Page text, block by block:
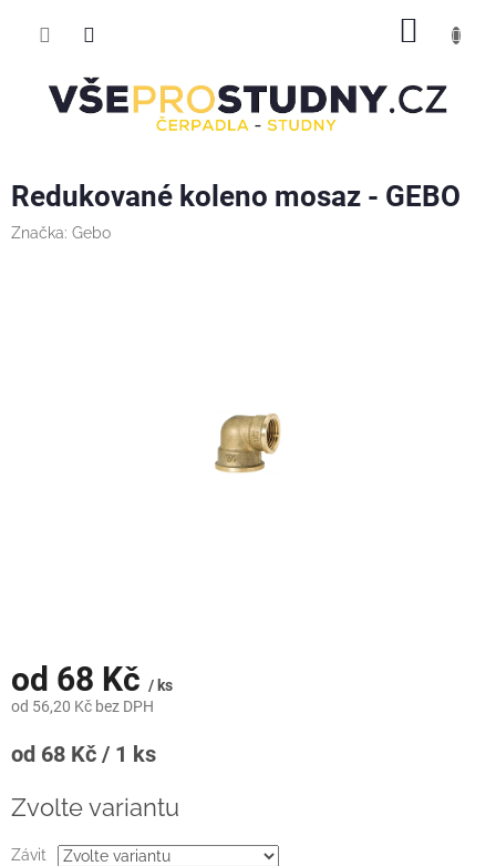
Redukované koleno mosaz - GEBO
Značka: Gebo
od 68 Kč / ks
od 56,20 Kč bez DPH
Měrná
od 68 Kč / 1 ks
Zvolte variantu
Závit